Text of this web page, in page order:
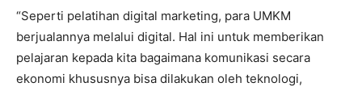
“Seperti pelatihan digital marketing, para UMKM
berjualannya melalui digital. Hal ini untuk memberikan
pelajaran kepada kita bagaimana komunikasi secara
ekonomi khususnya bisa dilakukan oleh teknologi,